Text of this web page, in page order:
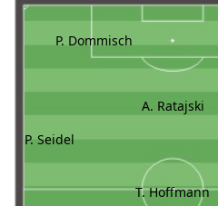
P. Dommisch
A. Ratajski
P. Seidel
T. Hoffmann